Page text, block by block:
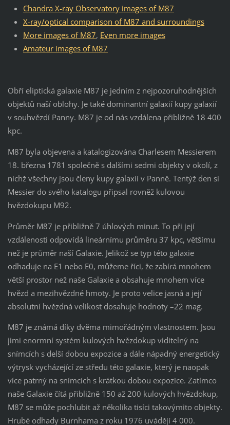
Chandra X-ray Observatory images of M87
X-ray/optical comparison of M87 and surroundings
More images of M87, Even more images
Amateur images of M87
Obří eliptická galaxie M87 je jedním z nejpozoruhodnějších
objektů naší oblohy. Je také dominantní galaxií kupy galaxií
v souhvězdí Panny. M87 je od nás vzdálena přibližně 18 400
kpc.
M87 byla objevena a katalogizována Charlesem Messierem
18. března 1781 společně s dalšími sedmi objekty v okolí, z
nichž všechny jsou členy kupy galaxií v Panně. Tentýž den si
Messier do svého katalogu připsal rovněž kulovou
hvězdokupu M92.
Průměr M87 je přibližně 7 úhlových minut. To při její
vzdálenosti odpovídá lineárnímu průměru 37 kpc, většímu
než je průměr naší Galaxie. Jelikož se typ této galaxie
odhaduje na E1 nebo E0, můžeme říci, že zabírá mnohem
větší prostor než naše Galaxie a obsahuje mnohem více
hvězd a mezihvězdné hmoty. Je proto velice jasná a její
absolutní hvězdná velikost dosahuje hodnoty –22 mag.
M87 je známá díky dvěma mimořádným vlastnostem. Jsou
jimi enormní systém kulových hvězdokup viditelný na
snímcích s delší dobou expozice a dále nápadný energetický
výtrysk vycházející ze středu této galaxie, který je naopak
více patrný na snímcích s krátkou dobou expozice. Zatímco
naše Galaxie čítá přibližně 150 až 200 kulových hvězdokup,
M87 se může pochlubit až několika tisíci takovýmito objekty.
Hrubé odhady Burnhama z roku 1976 uvádějí 4 000.